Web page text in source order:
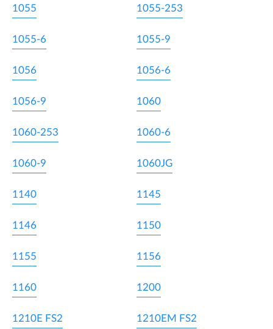
1055 1055-253
1055-6 1055-9
1056 1056-6
1056-9 1060
1060-253 1060-6
1060-9 1060JG
1140 1145
1146 1150
1155 1156
1160 1200
1210E FS2 1210EM FS2